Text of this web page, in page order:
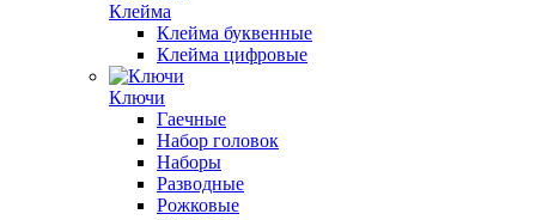
Клейма
Клейма буквенные
Клейма цифровые
Ключи
Гаечные
Набор головок
Наборы
Разводные
Рожковые